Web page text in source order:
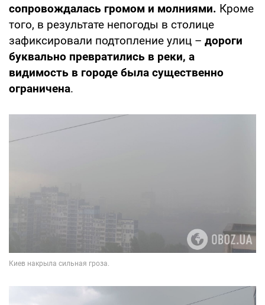
сопровождалась громом и молниями. Кроме
того, в результате непогоды в столице
зафиксировали подтопление улиц – дороги
буквально превратились в реки, а
видимость в городе была существенно
ограничена.